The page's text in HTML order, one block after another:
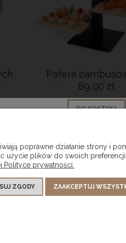
Patera
piętrowa z
owoce czarna
89,90 zł
DO KOSZYKA
MOJE KONTO
Twoje zamówienia
poprawne działanie strony i
plików do swoich
prywatności.
ZGODY ZAAKCEPTUJ